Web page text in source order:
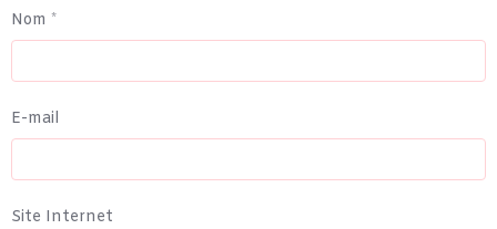
Nom
E-mail
Site Internet